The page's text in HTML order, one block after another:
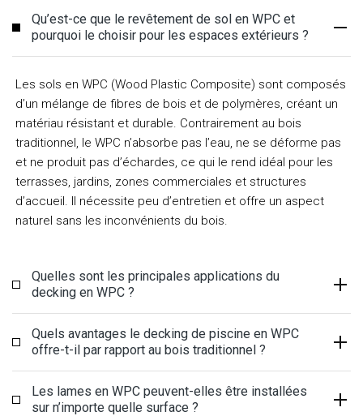
Qu’est-ce que le revêtement de sol en WPC et
pourquoi le choisir pour les espaces extérieurs ?
Les sols en WPC (Wood Plastic Composite) sont composés
d’un mélange de fibres de bois et de polymères, créant un
matériau résistant et durable. Contrairement au bois
traditionnel, le WPC n’absorbe pas l’eau, ne se déforme pas
et ne produit pas d’échardes, ce qui le rend idéal pour les
terrasses, jardins, zones commerciales et structures
d’accueil. Il nécessite peu d’entretien et offre un aspect
naturel sans les inconvénients du bois.
Quelles sont les principales applications du
decking en WPC ?
Quels avantages le decking de piscine en WPC
offre-t-il par rapport au bois traditionnel ?
Les lames en WPC peuvent-elles être installées
sur n’importe quelle surface ?